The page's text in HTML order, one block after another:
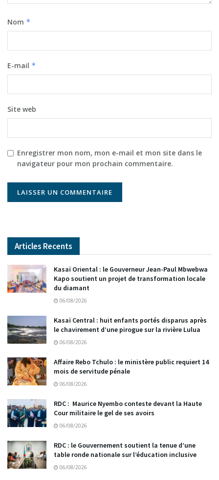
Nom *
E-mail *
Site web
Enregistrer mon nom, mon e-mail et mon site dans le
navigateur pour mon prochain commentaire.
Articles Recents
Kasaï Oriental : le Gouverneur Jean-Paul Mbwebwa
Kapo soutient un projet de transformation locale
du diamant
06/08/2026
Kasaï Central : huit enfants portés disparus après
le chavirement d’une pirogue sur la rivière Lulua
06/08/2026
Affaire Rebo Tchulo : le ministère public requiert 14
mois de servitude pénale
06/08/2026
RDC : Maurice Nyembo conteste devant la Haute
Cour militaire le gel de ses avoirs
06/08/2026
RDC : le Gouvernement soutient la tenue d’une
table ronde nationale sur l’éducation inclusive
06/08/2026